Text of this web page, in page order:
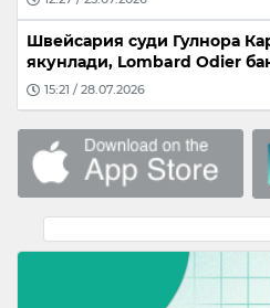
Швейсария суди Гулнора
якунлади, Lombard Odier
15:21 / 28.07.2026